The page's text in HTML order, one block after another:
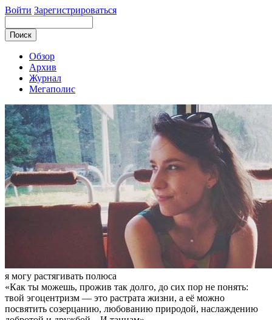
Войти Зарегистрироваться
Обзор
Архив
Журнал
Мегаполис
я могу растягивать полюса
«Как ты можешь, прожив так долго, до сих пор не понять:
твой эгоцентризм — это растрата жизни, а её можно
посвятить созерцанию, любованию природой, наслаждению